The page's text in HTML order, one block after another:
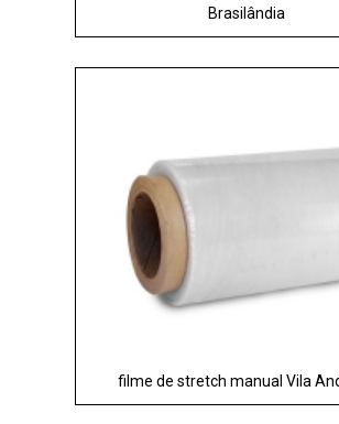
Brasilândia
filme de stretch manual Vila